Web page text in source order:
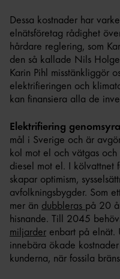
Dessa kostnader har
elnätsföretag rådighet
hårdare reglering, som
den så kallade Nils
Karin Pihl misstänkliggör
elektrifieringen och
kan finansiera alla de
Elektrifiering
mål i Sverige och är
kol mot el och vätgas och
diesel mot el. I kölvattnet
skapar optimism,
avfolkningsbygder. Som
mer än dubbleras på 20
hisnande. Till 2045
miljarder enbart på elnät.
innebära ökade
kunderna, när fossila